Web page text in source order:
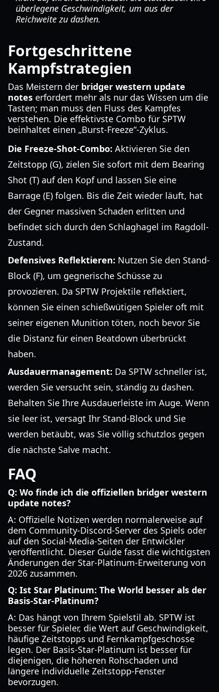
überlegene Geschwindigkeit, um aus der
Reichweite zu dashen.
Fortgeschrittene
Kampfstrategien
Das Meistern der bridger western update
notes erfordert mehr als nur das Wissen um die
Tasten; man muss den Fluss des Kampfes
verstehen. Die effektivste Combo für SPTW
beinhaltet einen „Burst-Freeze“-Zyklus.
Die Freeze-Shot-Combo: Aktivieren Sie den
Zeitstopp (G), zielen Sie sofort mit dem Bearing
Shot (T) auf den Kopf und lassen Sie eine
Barrage (E) folgen. Bis die Zeit wieder läuft, hat
der Gegner massiven Schaden erlitten und
befindet sich durch den Schlaghagel im Ragdoll-
Zustand.
Defensives Reflektieren: Nutzen Sie den Stand-
Block (F), um gegnerische Schüsse zu
provozieren. Da SPTW Projektile reflektiert,
können Sie einen schießwütigen Spieler oft mit
seiner eigenen Munition töten, noch bevor Sie
die Distanz für einen Beatdown überbrückt
haben.
Ausdauermanagement: Da SPTW schneller ist,
werden Sie versucht sein, ständig zu dashen.
Behalten Sie Ihre Ausdauerleiste im Auge. Wenn
sie leer ist, versagt Ihr Stand-Block und Sie
werden betäubt, was Sie völlig schutzlos gegen
die nächste Salve macht.
FAQ
Q: Wo finde ich die offiziellen bridger western
update notes?
A: Offizielle Notizen werden normalerweise auf
dem Community-Discord-Server des Spiels oder
auf den Social-Media-Seiten der Entwickler
veröffentlicht. Dieser Guide fasst die wichtigsten
Änderungen der Star-Platinum-Erweiterung von
2026 zusammen.
Q: Ist Star Platinum: The World besser als der
Basis-Star-Platinum?
A: Das hängt von Ihrem Spielstil ab. SPTW ist
besser für Spieler, die Wert auf Geschwindigkeit,
häufige Zeitstopps und Fernkampfgeschosse
legen. Der Basis-Star-Platinum ist besser für
diejenigen, die höheren Rohschaden und
längere individuelle Zeitstopp-Fenster
bevorzugen.